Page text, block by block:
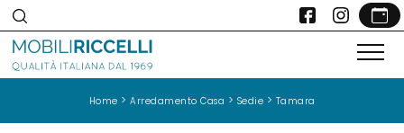
Home > Arredamento Casa > Sedie > Tamara